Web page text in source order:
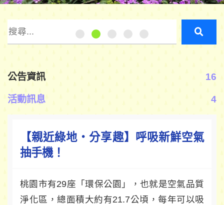
公告資訊 16
活動訊息 4
【親近綠地‧分享趣】呼吸新鮮空氣
抽手機！
桃園市有29座「環保公園」，也就是空氣品質
淨化區，總面積大約有21.7公頃，每年可以吸